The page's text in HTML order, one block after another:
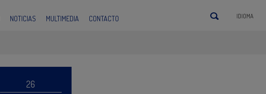
NOTICIAS MULTIMEDIA CONTACTO IDIOMA
26